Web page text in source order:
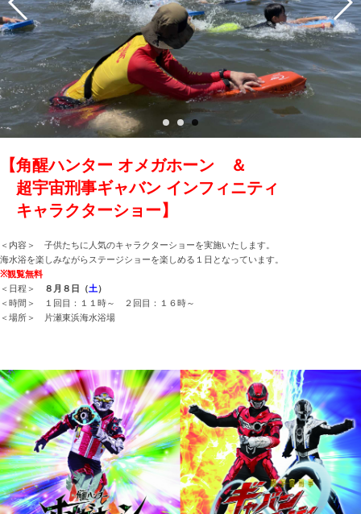
【角醒ハンター オメガホーン ＆
超宇宙刑事ギャバン インフィニティ
キャラクターショー】
＜内容＞ 子供たちに人気のキャラクターショーを実施いたします。
海水浴を楽しみながらステージショーを楽しめる１日となっています。
※観覧無料
＜日程＞
８月８日（土 ）
＜時間＞ １回目：１１時～ ２回目：１６時～
＜場所＞ 片瀬東浜海水浴場